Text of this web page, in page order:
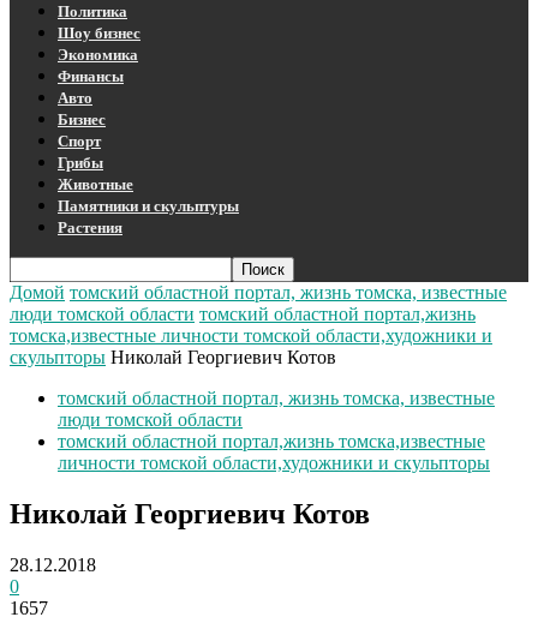
Политика
Шоу бизнес
Экономика
Финансы
Авто
Бизнес
Спорт
Грибы
Животные
Памятники и скульптуры
Растения
Домой томский областной портал, жизнь томска, известные
люди томской области томский областной портал,жизнь
томска,известные личности томской области,художники и
скульпторы Николай Георгиевич Котов
томский областной портал, жизнь томска, известные
люди томской области
томский областной портал,жизнь томска,известные
личности томской области,художники и скульпторы
Николай Георгиевич Котов
28.12.2018
0
1657